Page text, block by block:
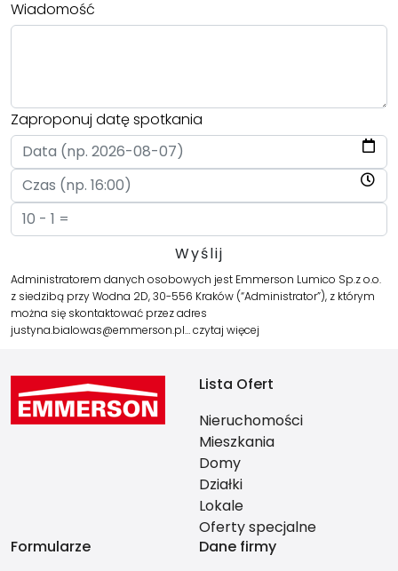
Wiadomość
Zaproponuj datę spotkania
Administratorem danych osobowych jest Emmerson Lumico Sp.z o.o.
z siedzibą przy Wodna 2D, 30-556 Kraków (“Administrator”), z którym
można się skontaktować przez adres
justyna.bialowas@emmerson.pl…czytaj więcej
Lista Ofert
Nieruchomości
Mieszkania
Domy
Działki
Lokale
Oferty specjalne
Formularze
Dane firmy